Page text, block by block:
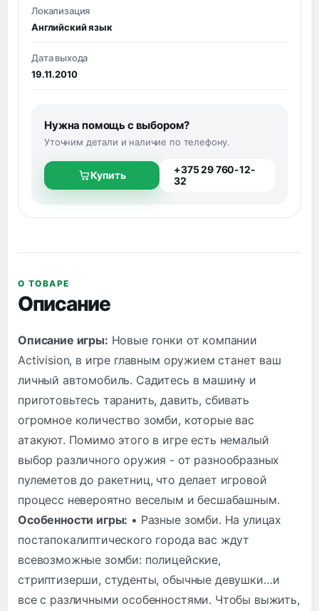
Локализация
Английский язык
Дата выхода
19.11.2010
Нужна помощь с выбором?
Уточним детали и наличие по телефону.
Купить
+375 29 760-12-
32
О ТОВАРЕ
Описание
Описание игры: Новые гонки от компании
Activision, в игре главным оружием станет ваш
личный автомобиль. Садитесь в машину и
приготовьтесь таранить, давить, сбивать
огромное количество зомби, которые вас
атакуют. Помимо этого в игре есть немалый
выбор различного оружия - от разнообразных
пулеметов до ракетниц, что делает игровой
процесс невероятно веселым и бесшабашным.
Особенности игры: • Разные зомби. На улицах
постапокалиптического города вас ждут
всевозможные зомби: полицейские,
стриптизерши, студенты, обычные девушки…и
все с различными особенностями. Чтобы выжить,